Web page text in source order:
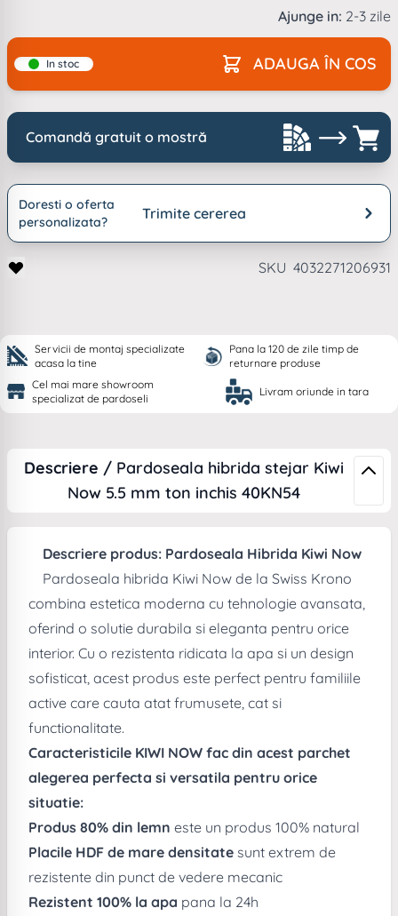
Ajunge in: 2-3 zile
In stoc ADAUGA ÎN COS
Comandă gratuit o mostră
Doresti o oferta
personalizata?
Trimite cererea
SKU 4032271206931
Servicii de montaj specializate
acasa la tine
Pana la 120 de zile timp de
returnare produse
Cel mai mare showroom
specializat de pardoseli
Livram oriunde in tara
Descriere / Pardoseala hibrida stejar Kiwi
Now 5.5 mm ton inchis 40KN54
Descriere produs: Pardoseala Hibrida Kiwi Now
Pardoseala hibrida Kiwi Now de la Swiss Krono
combina estetica moderna cu tehnologie avansata,
oferind o solutie durabila si eleganta pentru orice
interior. Cu o rezistenta ridicata la apa si un design
sofisticat, acest produs este perfect pentru familiile
active care cauta atat frumusete, cat si
functionalitate.
Caracteristicile KIWI NOW fac din acest parchet
alegerea perfecta si versatila pentru orice
situatie:
Produs 80% din lemn este un produs 100% natural
Placile HDF de mare densitate sunt extrem de
rezistente din punct de vedere mecanic
Rezistent 100% la apa pana la 24h